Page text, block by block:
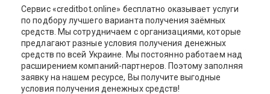
Сервис «creditbot.online» бесплатно оказывает услуги
по подбору лучшего варианта получения заёмных
средств. Мы сотрудничаем с организациями, которые
предлагают разные условия получения денежных
средств по всей Украине. Мы постоянно работаем над
расширением компаний-партнеров. Поэтому заполняя
заявку на нашем ресурсе, Вы получите выгодные
условия получения денежных средств!